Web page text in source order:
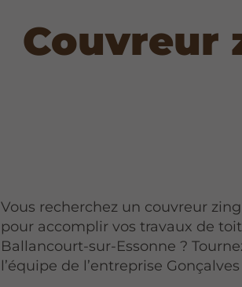
Couvreur
Vous recherchez un couvreur
pour accomplir vos travaux de
Ballancourt-sur-Essonne ?
l’équipe de l’entreprise Gonçalves